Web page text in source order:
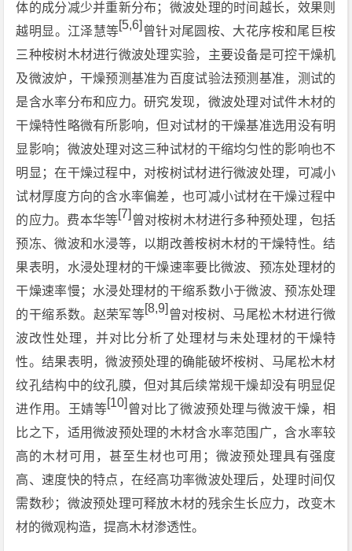
体的成分减少并重新分布；微波处理的时间越长，效果则
越明显。江泽慧等[5,6] 曾针对尾圆桉、大花序桉和尾巨桉
三种桉树木材进行微波处理实验，主要设备是可控干燥机
及微波炉，干燥预测基准为百度试验法预测基准，测试的
是含水率分布和应力。研究发现，微波处理对试件木材的
干燥特性略微有所影响，但对试材的干燥基准选用没有明
显影响；微波处理对这三种试材的干缩均匀性的影响也不
明显；在干燥过程中，对桉树试材进行微波处理，可减小
试材厚度方向的含水率偏差，也可减小试材在干燥过程中
的应力。费本华等[7] 曾对桉树木材进行多种预处理，包括
预冻、微波和水浸等，以期改善桉树木材的干燥特性。结
果表明，水浸处理材的干燥速率要比微波、预冻处理材的
干燥速率慢；水浸处理材的干缩系数小于微波、预冻处理
的干缩系数。赵荣军等[8,9] 曾对桉树、马尾松木材进行微
波改性处理，并对比分析了处理材与未处理材的干燥特
性。结果表明，微波预处理的确能破坏桉树、马尾松木材
纹孔结构中的纹孔膜，但对其后续常规干燥却没有明显促
进作用。王婧等[10] 曾对比了微波预处理与微波干燥，相
比之下，适用微波预处理的木材含水率范围广，含水率较
高的木材可用，甚至生材也可用；微波预处理具有强度
高、速度快的特点，在经高功率微波处理后，处理时间仅
需数秒；微波预处理可释放木材的残余生长应力，改变木
材的微观构造，提高木材渗透性。